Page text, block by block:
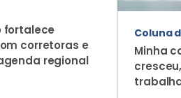
fortalece
corretoras e
regional
Coluna
Minha